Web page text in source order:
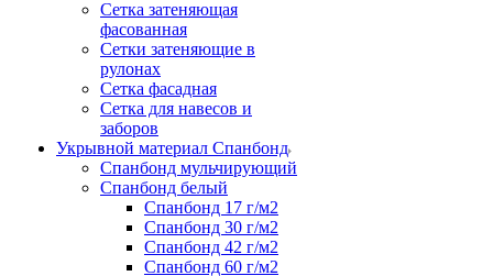
Сетка затеняющая
фасованная
Сетки затеняющие в
рулонах
Сетка фасадная
Сетка для навесов и
заборов
Укрывной материал Спанбонд
Спанбонд мульчирующий
Спанбонд белый
Спанбонд 17 г/м2
Спанбонд 30 г/м2
Спанбонд 42 г/м2
Спанбонд 60 г/м2